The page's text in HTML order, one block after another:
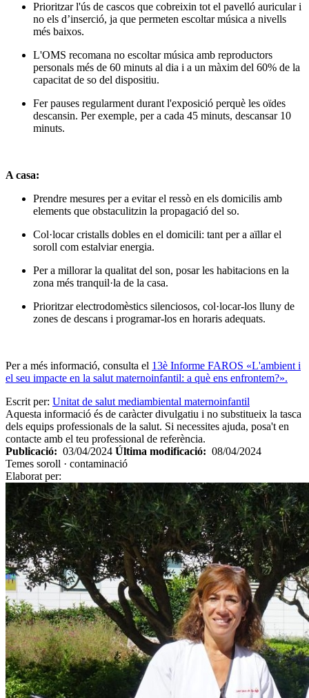
Prioritzar l'ús de cascos que cobreixin tot el pavelló auricular i
no els d’inserció, ja que permeten escoltar música a nivells
més baixos.
L'OMS recomana no escoltar música amb reproductors
personals més de 60 minuts al dia i a un màxim del 60% de la
capacitat de so del dispositiu.
Fer pauses regularment durant l'exposició perquè les oïdes
descansin. Per exemple, per a cada 45 minuts, descansar 10
minuts.
A casa:
Prendre mesures per a evitar el ressò en els domicilis amb
elements que obstaculitzin la propagació del so.
Col·locar cristalls dobles en el domicili: tant per a aïllar el
soroll com estalviar energia.
Per a millorar la qualitat del son, posar les habitacions en la
zona més tranquil·la de la casa.
Prioritzar electrodomèstics silenciosos, col·locar-los lluny de
zones de descans i programar-los en horaris adequats.
Per a més informació, consulta el 13è Informe FAROS «L'ambient i
el seu impacte en la salut maternoinfantil: a què ens enfrontem?».
Escrit per: Unitat de salut mediambiental maternoinfantil
Aquesta informació és de caràcter divulgatiu i no substitueix la tasca
dels equips professionals de la salut. Si necessites ajuda, posa't en
contacte amb el teu professional de referència.
Publicació: 03/04/2024 Última modificació: 08/04/2024
Temes soroll · contaminació
Elaborat per: